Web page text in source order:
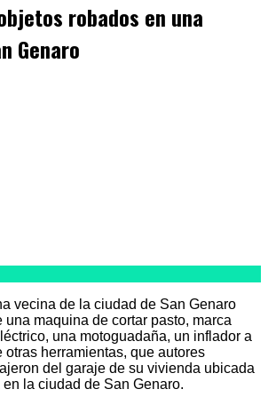
robados en una
Genaro
vecina de la ciudad de San Genaro
maquina de cortar pasto, marca
una motoguadaña, un inflador a
otras herramientas, que autores
del garaje de su vivienda ubicada
la ciudad de San Genaro.